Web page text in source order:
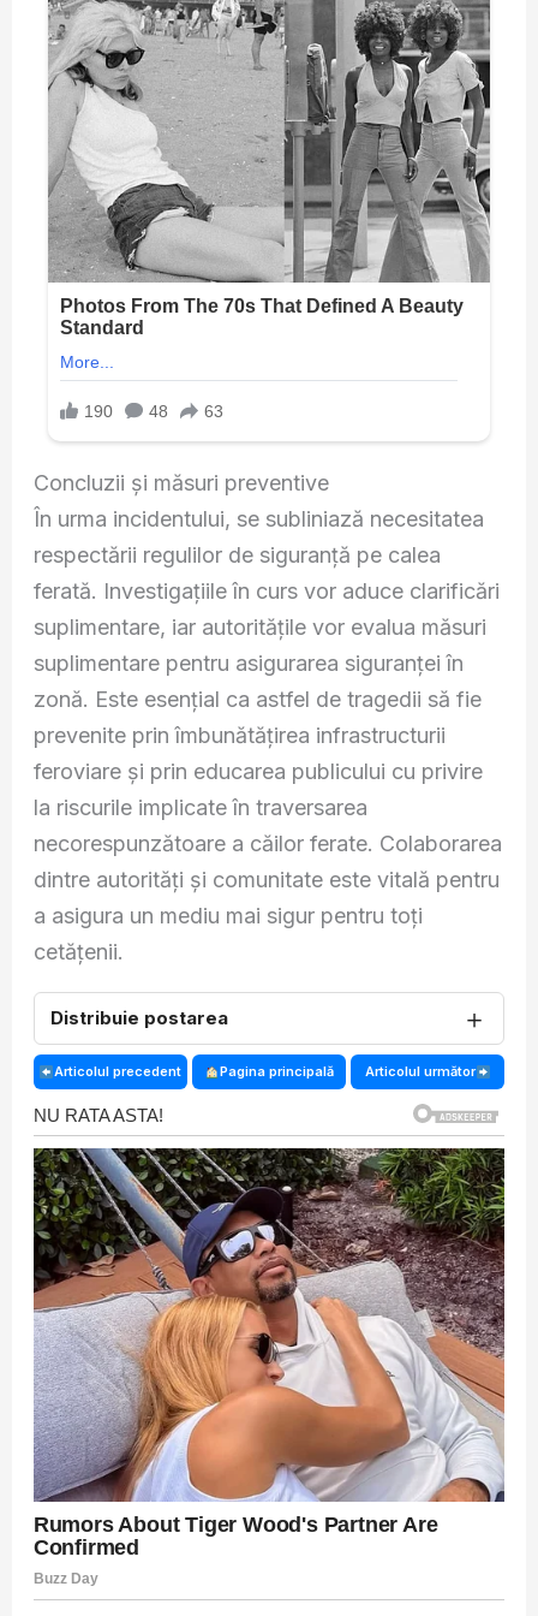
Concluzii și măsuri preventive
În urma incidentului, se subliniază necesitatea
respectării regulilor de siguranță pe calea
ferată. Investigațiile în curs vor aduce clarificări
suplimentare, iar autoritățile vor evalua măsuri
suplimentare pentru asigurarea siguranței în
zonă. Este esențial ca astfel de tragedii să fie
prevenite prin îmbunătățirea infrastructurii
feroviare și prin educarea publicului cu privire
la riscurile implicate în traversarea
necorespunzătoare a căilor ferate. Colaborarea
dintre autorități și comunitate este vitală pentru
a asigura un mediu mai sigur pentru toți
cetățenii.
Distribuie postarea ＋
Articolul precedent Pagina principală Articolul următor